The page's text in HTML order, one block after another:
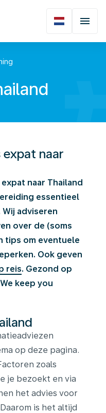
expat naar
naar Thailand
essentieel
adviseren
over de (soms
tips om eventuele
Ook geven
reis. Gezond op
keep you
op deze pagina.
zoals
je bezoekt en via
het advies voor
is het altijd